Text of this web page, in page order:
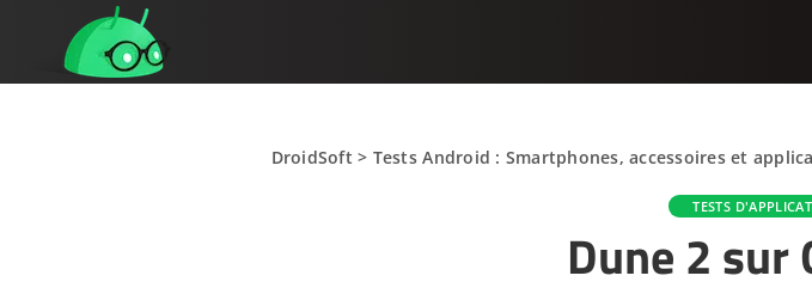
DroidSoft > Tests Android : Smartphones, accessoires et
TESTS
Dune 2 sur